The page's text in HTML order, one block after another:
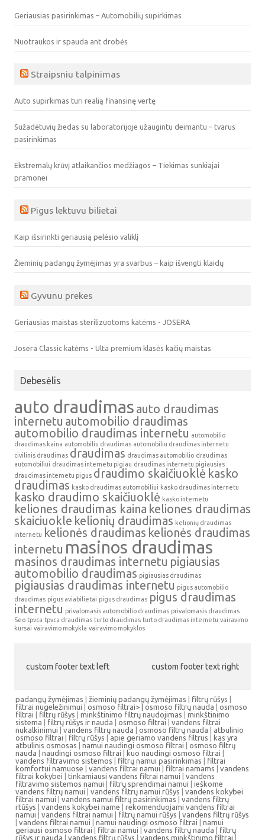
Geriausias pasirinkimas – Automobilių supirkimas
Nuotraukos ir spauda ant drobės
Straipsniu talpinimas
Auto supirkimas turi realią finansinę vertę
Sužadėtuvių žiedas su laboratorijoje užaugintu deimantu – tvarus
pasirinkimas
Ekstremalų krūvį atlaikančios medžiagos – Tiekimas sunkiajai
pramonei
Pigus lektuvu bilietai
Kaip išsirinkti geriausią pelėsio valiklį
Žieminių padangų žymėjimas yra svarbus – kaip išvengti klaidų
Gyvunu prekes
Geriausias maistas sterilizuotoms katėms - JOSERA
Josera Classic katėms - Ulta premium klasės kačių maistas
Debesėlis
auto draudimas auto draudimas
internetu automobilio draudimas
automobilio draudimas internetu automobilio
draudimas kaina automobiliu draudimas automobiliu draudimas internetu
civilinis draudimas draudimas draudimas automobilio draudimas
automobiliui draudimas internetu pigiau draudimas internetu pigiausias
draudimas internetu pigus draudimo skaičiuoklė kasko
draudimas kasko draudimas automobiliui kasko draudimas internetu
kasko draudimo skaičiuoklė kasko internetu
keliones draudimas kaina keliones draudimas
skaiciuokle kelionių draudimas kelionių draudimas
internetu
kelionės draudimas kelionės draudimas
internetu masinos draudimas
masinos draudimas internetu pigiausias
automobilio draudimas pigiausias draudimas
pigiausias draudimas internetu pigus automobilio
draudimas pigus aviabilietai pigus draudimas pigus draudimas
internetu privalomasis automobilio draudimas privalomasis draudimas
Seo tpvca tpvca draudimas turto draudimas turto draudimas internetu vairavimo
kursai vairavimo mokykla vairavimo mokyklos
custom footer text left custom footer text right
padangų žymėjimas | žieminių padangų žymėjimas | filtrų rūšys |
filtrai nugeležinimui | osmoso filtrai> | osmoso filtrų nauda | osmoso
filtrai | filtrų rūšys | minkštinimo filtrų naudojimas | minkštinimo
sistema | filtrų rūšys ir nauda | osmoso filtrai | vandens filtrai
nukalkinimui |vandens filtrų nauda | osmoso filtrų nauda | atbulinio
osmoso filtrai | filtrų rūšys |apie geriamo vandens filtrus | kas yra
atbulinis osmosas | namui naudingi osmoso filtrai | osmoso filtrų
nauda | naudingi osmoso filtrai | kuo naudingi osmoso filtrai |
vandens filtravimo sistemos | filtrų namui pasirinkimas | filtrai
komfortui namuose | vandens filtrai namui | filtrai namams | vandens
filtrai kokybei | tinkamiausi vandens filtrai namui | vandens
filtravimo sistemos namui | filtrų sprendimai namui | ieškome
vandens filtrų namui | vandens filtrų namui rūšys | vandens kokybei
filtrai namui |vandens namui filtrų pasirinkimas | vandens filtrų
rtūšys | vandens kokybei name | rekomenduojami vandens filtrai
namui | vandens filtrai namui | filtrų namui rūšys | vandens filtrų rūšys
| vandens filtrai namui | namui naudingi osmoso filtrai | namui
geriausi osmoso filtrai | filtrai namui | vandens filtrų nauda | filtrų
rūšys ir nauda | vandens filtrų rūšys | vandens minkštinimo filtrai |